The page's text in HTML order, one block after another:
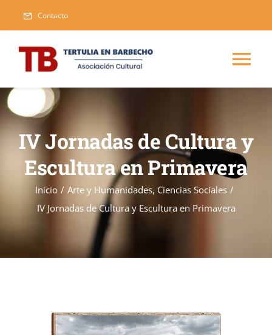
contenido
Contacto
Blog
Eventos
Publicaciones Nueva
IV Jornadas de Cultura y
Escultura en Primavera
Inicio / Arte y Humanidades, Ciencias Sociales /
IV Jornadas de Cultura y Escultura en Primavera